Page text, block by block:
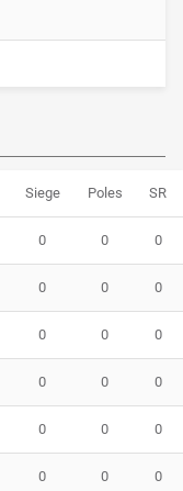
Siege Poles SR
0 0 0
0 0 0
0 0 0
0 0 0
0 0 0
0 0 0